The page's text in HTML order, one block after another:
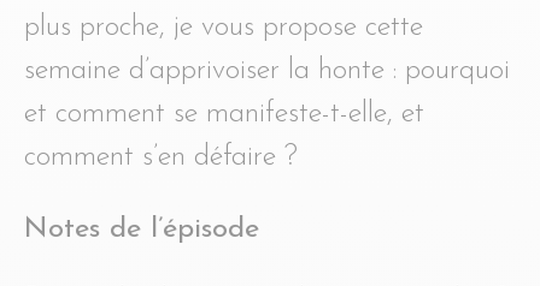
plus proche, je vous propose cette
semaine d’apprivoiser la honte : pourquoi
et comment se manifeste-t-elle, et
comment s’en défaire ?
Notes de l’épisode